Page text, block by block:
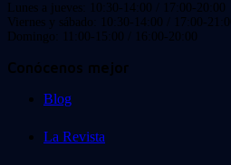
Lunes a jueves: 10:30-14:00 / 17:00-20:00
Viernes y sábado: 10:30-14:00 / 17:00-21:00
Domingo: 11:00-15:00 / 16:00-20:00
Conócenos mejor
Blog
La Revista